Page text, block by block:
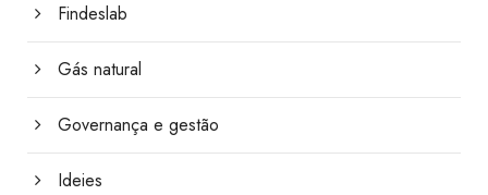
Findeslab
Gás natural
Governança e gestão
Ideies